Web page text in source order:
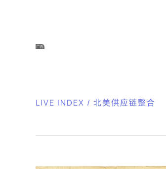
LIVE INDEX / 北美供应链整合